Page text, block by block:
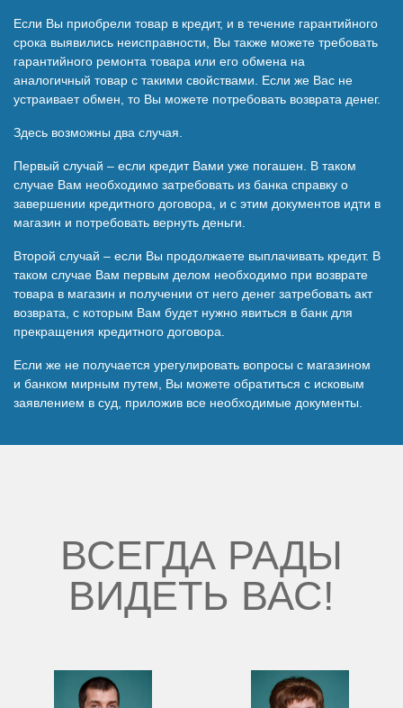
Если Вы приобрели товар в кредит, и в течение гарантийного
срока выявились неисправности, Вы также можете требовать
гарантийного ремонта товара или его обмена на
аналогичный товар с такими свойствами. Если же Вас не
устраивает обмен, то Вы можете потребовать возврата денег.
Здесь возможны два случая.
Первый случай – если кредит Вами уже погашен. В таком
случае Вам необходимо затребовать из банка справку о
завершении кредитного договора, и с этим документов идти в
магазин и потребовать вернуть деньги.
Второй случай – если Вы продолжаете выплачивать кредит. В
таком случае Вам первым делом необходимо при возврате
товара в магазин и получении от него денег затребовать акт
возврата, с которым Вам будет нужно явиться в банк для
прекращения кредитного договора.
Если же не получается урегулировать вопросы с магазином
и банком мирным путем, Вы можете обратиться с исковым
заявлением в суд, приложив все необходимые документы.
ВСЕГДА РАДЫ
ВИДЕТЬ ВАС!